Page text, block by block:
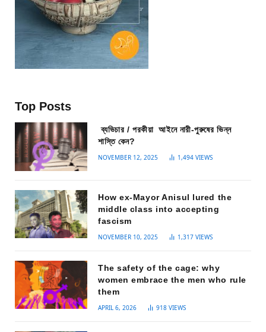
Top Posts
ব্যভিচার / পরকীয়া আইনে নারী-পুরুষের ভিন্ন
শাস্তি কেন?
NOVEMBER 12, 2025 1,494 VIEWS
How ex-Mayor Anisul lured the
middle class into accepting
fascism
NOVEMBER 10, 2025 1,317 VIEWS
The safety of the cage: why
women embrace the men who rule
them
APRIL 6, 2026 918 VIEWS